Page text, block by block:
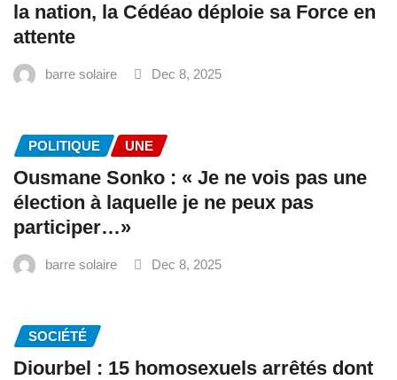
la nation, la Cédéao déploie sa Force en
attente
barre solaire Dec 8, 2025
POLITIQUE UNE
Ousmane Sonko : « Je ne vois pas une
élection à laquelle je ne peux pas
participer…»
barre solaire Dec 8, 2025
SOCIÉTÉ
Diourbel : 15 homosexuels arrêtés dont